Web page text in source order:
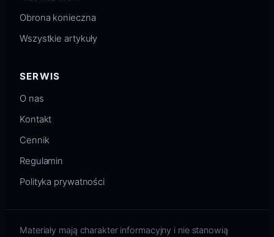
Obrona konieczna
Wszystkie artykuły
SERWIS
O nas
Kontakt
Cennik
Regulamin
Polityka prywatności
Materiały mają charakter informacyjny i nie stanowią